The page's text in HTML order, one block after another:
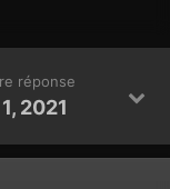
réponse
2021